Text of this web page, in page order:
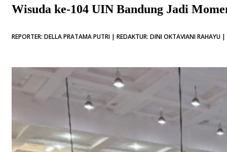
Wisuda ke-104 UIN Bandung Jadi
REPORTER: DELLA PRATAMA PUTRI | REDAKTUR: DINI OKTAVIANI RAHAYU